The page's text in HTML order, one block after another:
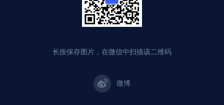
长按保存图片，在微信中扫描该二维码
微博